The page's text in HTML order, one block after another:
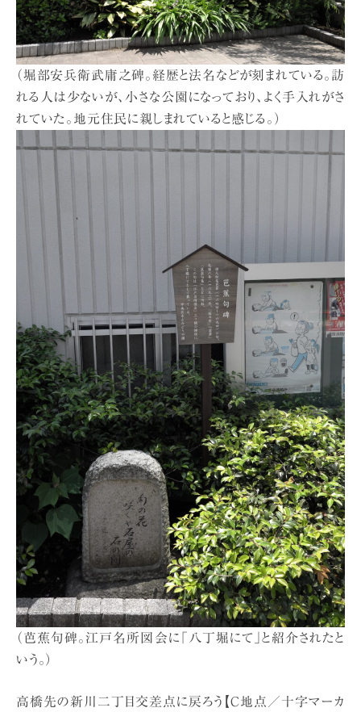
（堀部安兵衛武庸之碑。経歴と法名などが刻まれている。訪
れる人は少ないが、小さな公園になっており、よく手入れがさ
れていた。地元住民に親しまれていると感じる。）
（芭蕉句碑。江戸名所図会に「八丁堀にて」と紹介されたと
いう。）
高橋先の新川二丁目交差点に戻ろう【C地点／十字マーカ